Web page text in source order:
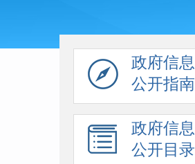
政府信息
公开指南
政府信息
公开目录